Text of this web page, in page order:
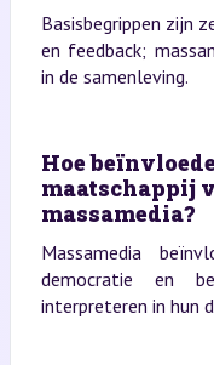
Basisbegrippen zijn
en feedback;
in de samenleving.
Hoe
maatschappij
massamedia?
Massamedia
democratie en
interpreteren in hun